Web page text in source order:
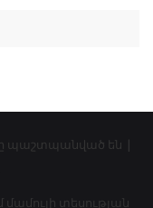
պաշտպանված են |
տեսության